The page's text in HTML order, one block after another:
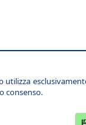
utilizza
consenso.